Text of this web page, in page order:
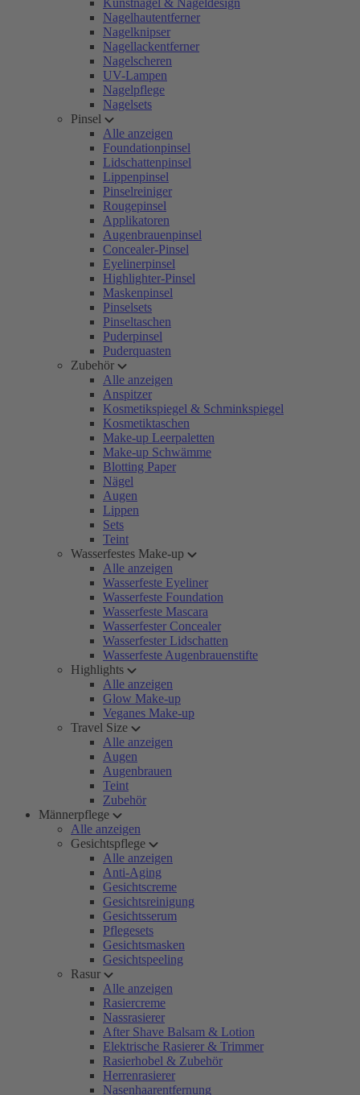
Kunstnägel & Nageldesign
Nagelhautentferner
Nagelknipser
Nagellackentferner
Nagelscheren
UV-Lampen
Nagelpflege
Nagelsets
Pinsel
Alle anzeigen
Foundationpinsel
Lidschattenpinsel
Lippenpinsel
Pinselreiniger
Rougepinsel
Applikatoren
Augenbrauenpinsel
Concealer-Pinsel
Eyelinerpinsel
Highlighter-Pinsel
Maskenpinsel
Pinselsets
Pinseltaschen
Puderpinsel
Puderquasten
Zubehör
Alle anzeigen
Anspitzer
Kosmetikspiegel & Schminkspiegel
Kosmetiktaschen
Make-up Leerpaletten
Make-up Schwämme
Blotting Paper
Nägel
Augen
Lippen
Sets
Teint
Wasserfestes Make-up
Alle anzeigen
Wasserfeste Eyeliner
Wasserfeste Foundation
Wasserfeste Mascara
Wasserfester Concealer
Wasserfester Lidschatten
Wasserfeste Augenbrauenstifte
Highlights
Alle anzeigen
Glow Make-up
Veganes Make-up
Travel Size
Alle anzeigen
Augen
Augenbrauen
Teint
Zubehör
Männerpflege
Alle anzeigen
Gesichtspflege
Alle anzeigen
Anti-Aging
Gesichtscreme
Gesichtsreinigung
Gesichtsserum
Pflegesets
Gesichtsmasken
Gesichtspeeling
Rasur
Alle anzeigen
Rasiercreme
Nassrasierer
After Shave Balsam & Lotion
Elektrische Rasierer & Trimmer
Rasierhobel & Zubehör
Herrenrasierer
Nasenhaarentfernung